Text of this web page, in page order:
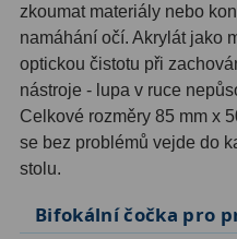
Barevné66
Barlow čočky65
Barlow 2x38
Barlow 3x
Barlow 4x3
zkoumat materiály nebo
namáhání očí. Akrylát jako
optickou čistotu při
nástroje - lupa v ruce
Celkové rozměry 85 mm x
se bez problémů vejde do
stolu.
Bifokální čočka pro